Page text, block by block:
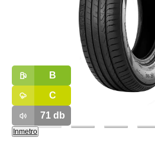
B
C
71db
Inmetro